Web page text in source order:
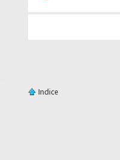
Indice